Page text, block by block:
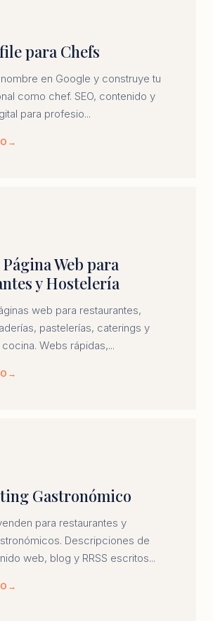
para Chefs
en Google y construye tu
como chef. SEO, contenido y
para profesio...
Web para
y Hostelería
web para restaurantes,
pastelerías, caterings y
Webs rápidas,...
Gastronómico
para restaurantes y
Descripciones de
web, blog y RRSS escritos...